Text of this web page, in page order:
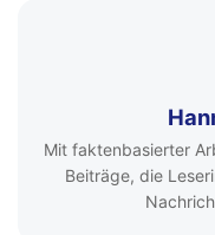
Mit faktenbasierter
Beiträge, die